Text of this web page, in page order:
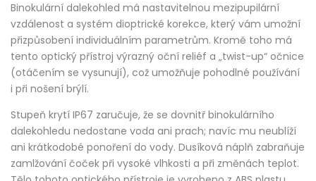
Binokulární dalekohled má nastavitelnou mezipupilární
vzdálenost a systém dioptrické korekce, který vám umožní
přizpůsobení individuálním parametrům. Kromě toho má
tento optický přístroj výrazný oční reliéf a „twist-up“ očnice
(otáčením se vysunují), což umožňuje pohodlné používání
i při nošení brýlí.
Stupeň krytí IP67 zaručuje, že se dovnitř binokulárního
dalekohledu nedostane voda ani prach; navíc mu neublíží
ani krátkodobé ponoření do vody. Dusíková náplň zabraňuje
zamlžování čoček při vysoké vlhkosti a při změnách teplot.